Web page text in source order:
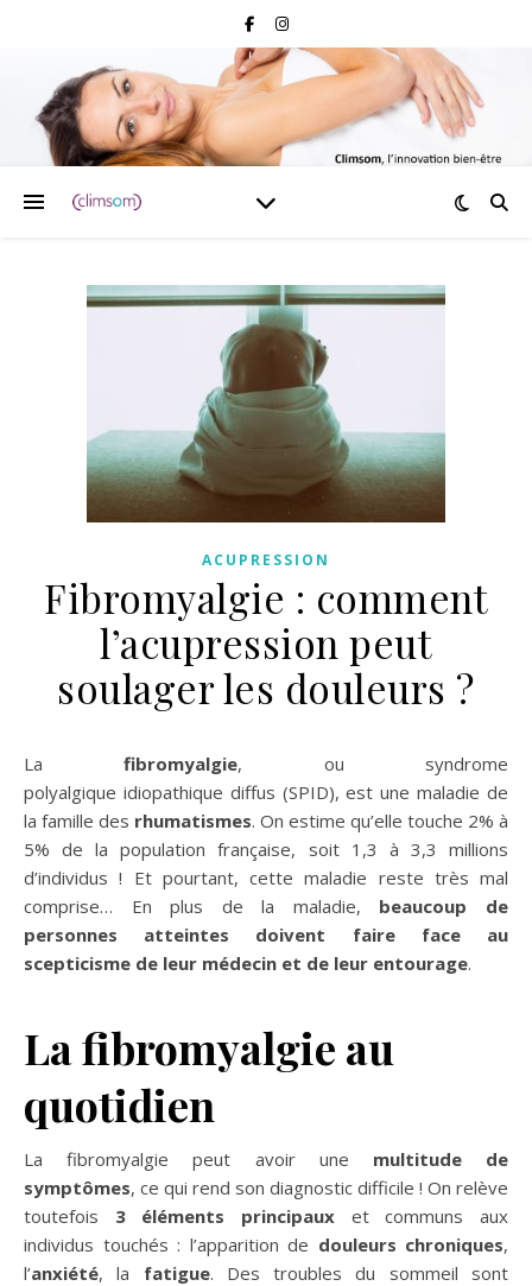
ACUPRESSION
Fibromyalgie : comment
l’acupression peut
soulager les douleurs ?
Lafibromyalgie, ou syndrome
polyalgique idiopathique diffus (SPID), est une maladie de
la famille des rhumatismes. On estime qu’elle touche 2% à
5% de la population française, soit 1,3 à 3,3 millions
d’individus ! Et pourtant, cette maladie reste très mal
comprise… En plus de la maladie, beaucoup de
personnes atteintes doivent faire face au
scepticisme de leur médecin et de leur entourage.
La fibromyalgie au
quotidien
La fibromyalgie peut avoir une multitude de
symptômes, ce qui rend son diagnostic difficile ! On relève
toutefois 3 éléments principaux et communs aux
individus touchés : l’apparition de douleurs chroniques,
l’anxiété, la fatigue. Des troubles du sommeil sont